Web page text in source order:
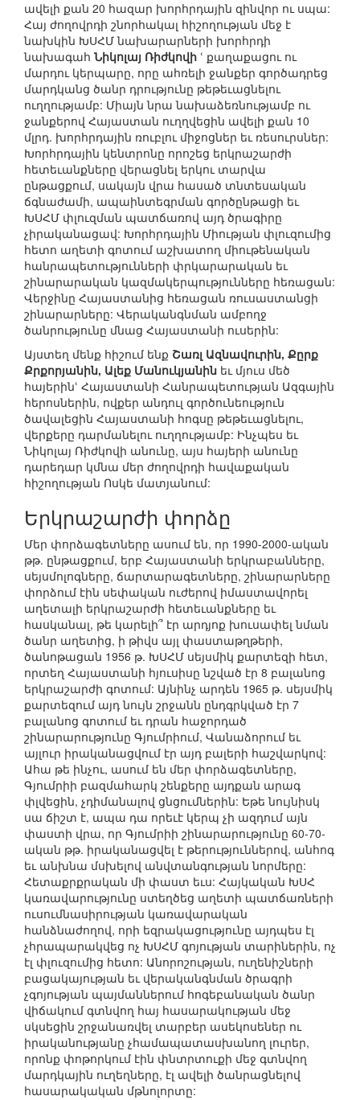
ավելի քան 20 հազար խորհրդային զինվոր ու սպա:
Հայ ժողովրդի շնորհակալ հիշողության մեջ է
նախկին ԽՍՀՄ նախարարների խորհրդի
նախագահ Նիկոլայ Ռիժկովի ՙ քաղաքացու ու
մարդու կերպարը, որը ահռելի ջանքեր գործադրեց
մարդկանց ծանր դրությունը թեթեւացնելու
ուղղությամբ: Միայն նրա նախաձեռնությամբ ու
ջանքերով Հայաստան ուղղվեցին ավելի քան 10
մլրդ. խորհրդային ռուբլու միջոցներ եւ ռեսուրսներ:
Խորհրդային կենտրոնը որոշեց երկրաշարժի
հետեւանքները վերացնել երկու տարվա
ընթացքում, սակայն վրա հասած տնտեսական
ճգնաժամի, ապաինտեգրման գործընթացի եւ
ԽՍՀՄ փլուզման պատճառով այդ ծրագիրը
չիրականացավ: Խորհրդային Միության փլուզումից
հետո աղետի գոտում աշխատող միութենական
հանրապետությունների փրկարարական եւ
շինարարական կազմակերպությունները հեռացան:
Վերջինը Հայաստանից հեռացան ռուսաստանցի
շինարարները: Վերականգնման ամբողջ
ծանրությունը մնաց Հայաստանի ուսերին:
Այստեղ մենք հիշում ենք Շառլ Ազնավուրին, Քըրք
Քրքորյանին, Ալեք Մանուկյանին եւ մյուս մեծ
հայերինՙ Հայաստանի Հանրապետության Ազգային
հերոսներին, ովքեր անդուլ գործունեություն
ծավալեցին Հայաստանի հոգսը թեթեւացնելու,
վերքերը դարմանելու ուղղությամբ: Ինչպես եւ
Նիկոլայ Ռիժկովի անունը, այս հայերի անունը
դարեդար կմնա մեր ժողովրդի հավաքական
հիշողության Ոսկե մատյանում:
Երկրաշարժի փորձը
Մեր փորձագետները ասում են, որ 1990-2000-ական
թթ. ընթացքում, երբ Հայաստանի երկրաբանները,
սեյսմոլոգները, ճարտարագետները, շինարարները
փորձում էին սեփական ուժերով իմաստավորել
աղետալի երկրաշարժի հետեւանքները եւ
հասկանալ, թե կարելի՞ էր արդյոք խուսափել նման
ծանր աղետից, ի թիվս այլ փաստաթղթերի,
ծանոթացան 1956 թ. ԽՍՀՄ սեյսմիկ քարտեզի հետ,
որտեղ Հայաստանի հյուսիսը նշված էր 8 բալանոց
երկրաշարժի գոտում: Այնինչ արդեն 1965 թ. սեյսմիկ
քարտեզում այդ նույն շրջանն ընդգրկված էր 7
բալանոց գոտում եւ դրան հաջորդած
շինարարությունը Գյումրիում, Վանաձորում եւ
այլուր իրականացվում էր այդ բալերի հաշվարկով:
Ահա թե ինչու, ասում են մեր փորձագետները,
Գյումրիի բազմահարկ շենքերը այդքան արագ
փլվեցին, չդիմանալով ցնցումներին: Եթե նույնիսկ
սա ճիշտ է, ապա դա որեւէ կերպ չի ազդում այն
փաստի վրա, որ Գյումրիի շինարարությունը 60-70-
ական թթ. իրականացվել է թերություններով, անհոգ
եւ անխնա մսխելով անվտանգության նորմերը:
Հետաքրքրական մի փաստ եւս: Հայկական ԽՍՀ
կառավարությունը ստեղծեց աղետի պատճառների
ուսումնասիրության կառավարական
հանձնաժողով, որի եզրակացությունը այդպես էլ
չհրապարակվեց ոչ ԽՍՀՄ գոյության տարիներին, ոչ
էլ փլուզումից հետո: Անորոշության, ուղենիշների
բացակայության եւ վերականգնման ծրագրի
չգոյության պայմաններում հոգեբանական ծանր
վիճակում գտնվող հայ հասարակության մեջ
սկսեցին շրջանառվել տարբեր ասեկոսեներ ու
իրականությանը չհամապատասխանող լուրեր,
որոնք փոթորկում էին փնտրտուքի մեջ գտնվող
մարդկային ուղեղները, էլ ավելի ծանրացնելով
հասարակական մթնոլորտը: